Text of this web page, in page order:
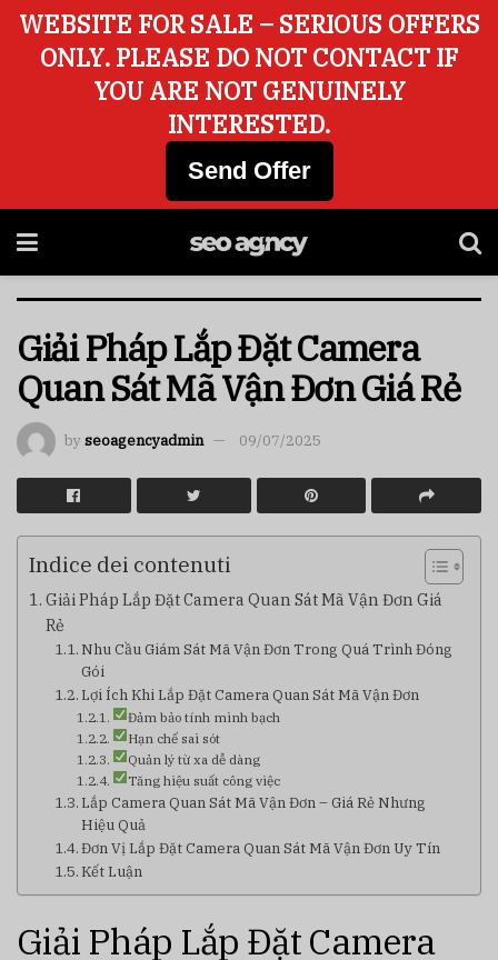
Giải Pháp Lắp Đặt Camera
Quan Sát Mã Vận Đơn Giá Rẻ
byseoagencyadmin 09/07/2025
Indice dei contenuti
Giải Pháp Lắp Đặt Camera Quan Sát Mã Vận Đơn Giá
Rẻ
Nhu Cầu Giám Sát Mã Vận Đơn Trong Quá Trình Đóng
Gói
Lợi Ích Khi Lắp Đặt Camera Quan Sát Mã Vận Đơn
Đảm bảo tính minh bạch
Hạn chế sai sót
Quản lý từ xa dễ dàng
Tăng hiệu suất công việc
Lắp Camera Quan Sát Mã Vận Đơn – Giá Rẻ Nhưng
Hiệu Quả
Đơn Vị Lắp Đặt Camera Quan Sát Mã Vận Đơn Uy Tín
Kết Luận
Giải Pháp Lắp Đặt Camera
WEBSITE FOR SALE – SERIOUS OFFERS
ONLY. PLEASE DO NOT CONTACT IF
YOU ARE NOT GENUINELY
INTERESTED.
Send Offer